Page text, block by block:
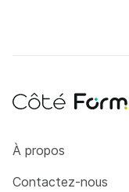
Côté Formations
À propos
Contactez-nous